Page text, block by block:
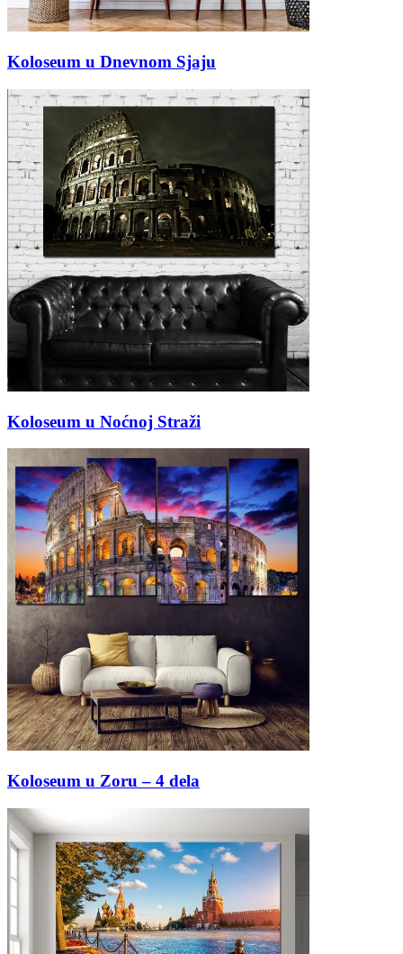
Koloseum u Dnevnom Sjaju
Koloseum u Noćnoj Straži
Koloseum u Zoru – 4 dela